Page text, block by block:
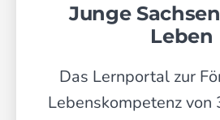
Junge
Leben
Das Lernportal zur
Lebenskompetenz von